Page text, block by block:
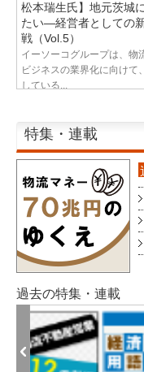
松本瑞生氏】地元茨城
たい—経営者としての
戦（Vol.5）
イーソーコグループは、物
ビジネスの業界化に向けて
している...
特集・連載
過去の特集・連載